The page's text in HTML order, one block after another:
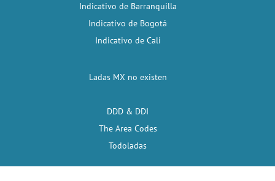
Indicativo de Barranquilla
Indicativo de Bogotá
Indicativo de Cali
Ladas MX no existen
DDD & DDI
The Area Codes
Todoladas